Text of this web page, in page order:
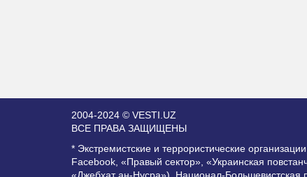
2004-2024 © VESTI.UZ
ВСЕ ПРАВА ЗАЩИЩЕНЫ
* Экстремистские и террористические
Facebook, «Правый сектор», «Украинская
«Джебхат ан-Нусра»), Национал-